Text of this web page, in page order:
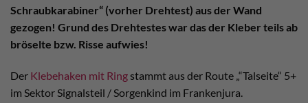
Schraubkarabiner“ (vorher Drehtest) aus der Wand
gezogen! Grund des Drehtestes war das der Kleber teils ab
bröselte bzw. Risse aufwies!
Der Klebehaken mit Ring stammt aus der Route „“Talseite“ 5+
im Sektor Signalsteil / Sorgenkind im Frankenjura.